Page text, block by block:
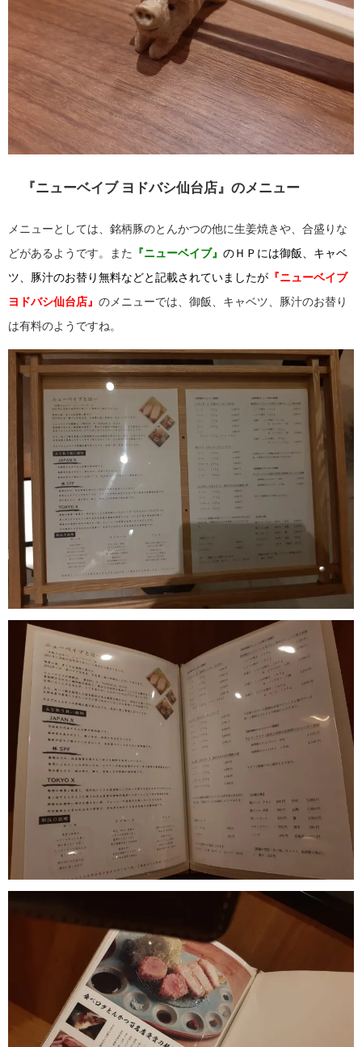
『ニューベイブ ヨドバシ仙台店』のメニュー
メニューとしては、銘柄豚のとんかつの他に生姜焼きや、合盛りな
どがあるようです。また 『ニューベイブ』 のＨＰには御飯、キャベ
ツ、豚汁のお替り無料などと記載されていましたが 『ニューベイブ
ヨドバシ仙台店』 のメニューでは、御飯、キャベツ、豚汁のお替り
は有料のようですね。